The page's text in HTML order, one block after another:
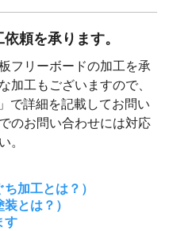
頼を承ります。
フリーボードの加工を承
加工もございますので、
で詳細を記載してお問い
のお問い合わせには対応
。
加工とは？）
とは？）
す